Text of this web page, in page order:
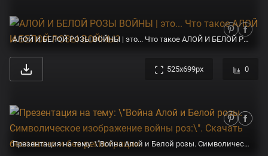
АЛОЙ И БЕЛОЙ РОЗЫ ВОЙНЫ | это... Что такое АЛОЙ И БЕЛОЙ РОЗЫ ВОЙНЫ?
525x699px 0
Презентация на тему: \"Война Алой и Белой розы. Символическое изображение войны роз:\". Скачать бесплатно и без регистрации.